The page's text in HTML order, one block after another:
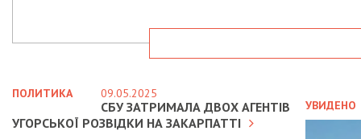
УВИДЕНО
ПОЛИТИКА 09.05.2025
СБУ ЗАТРИМАЛА ДВОХ АГЕНТІВ
УГОРСЬКОЇ РОЗВІДКИ НА ЗАКАРПАТТІ